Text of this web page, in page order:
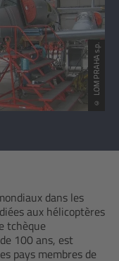
© LOM PRAHA s.p.
dans les
aux hélicoptères
tchèque
100 ans, est
pays membres de